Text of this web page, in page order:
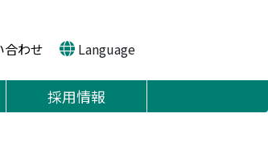
合わせ Language
採用情報